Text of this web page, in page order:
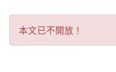
本
文
本文已不開放！